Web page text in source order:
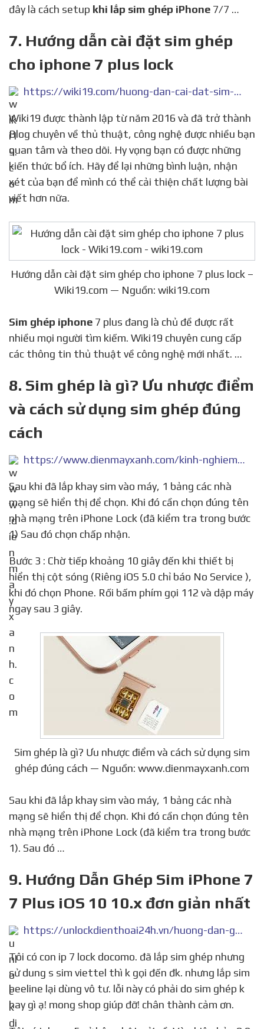
đây là cách setup khi lắp sim ghép iPhone 7/7 …
7. Hướng dẫn cài đặt sim ghép
cho iphone 7 plus lock
https://wiki19.com/huong-dan-cai-dat-sim-ghep-cho-iphone-7-plus-lock.html
Wiki19 được thành lập từ năm 2016 và đã trở thành
Blog chuyên về thủ thuật, công nghệ được nhiều bạn
quan tâm và theo dõi. Hy vọng bạn có được những
kiến thức bổ ích. Hãy để lại những bình luận, nhận
xét của bạn để mình có thể cải thiện chất lượng bài
viết hơn nữa.
Hướng dẫn cài đặt sim ghép cho iphone 7 plus lock –
Wiki19.com — Nguồn: wiki19.com
Sim ghép iphone 7 plus đang là chủ đề được rất
nhiều mọi người tìm kiếm. Wiki19 chuyên cung cấp
các thông tin thủ thuật về công nghệ mới nhất. …
8. Sim ghép là gì? Ưu nhược điểm
và cách sử dụng sim ghép đúng
cách
https://www.dienmayxanh.com/kinh-nghiem-hay/sim-ghep-la-gi-thuong-co-tren-cac-dong-dien-thoai-1133063
Sau khi đã lắp khay sim vào máy, 1 bảng các nhà
mạng sẽ hiển thị để chọn. Khi đó cần chọn đúng tên
nhà mạng trên iPhone Lock (đã kiểm tra trong bước
1) Sau đó chọn chấp nhận.
Bước 3 : Chờ tiếp khoảng 10 giây đến khi thiết bị
hiển thị cột sóng (Riêng iOS 5.0 chỉ báo No Service ),
khi đó chọn Phone. Rối bấm phím gọi 112 và dập máy
ngay sau 3 giây.
Sim ghép là gì? Ưu nhược điểm và cách sử dụng sim
ghép đúng cách — Nguồn: www.dienmayxanh.com
Sau khi đã lắp khay sim vào máy, 1 bảng các nhà
mạng sẽ hiển thị để chọn. Khi đó cần chọn đúng tên
nhà mạng trên iPhone Lock (đã kiểm tra trong bước
1). Sau đó …
9. Hướng Dẫn Ghép Sim iPhone 7
7 Plus iOS 10 10.x đơn giản nhất
https://unlockdienthoai24h.vn/huong-dan-ghep-sim-iphone-7-7-plus-ios-10-10-x-don-gian-nhat/
Tôi có con ip 7 lock docomo. đã lắp sim ghép nhưng
sử dung s sim viettel thì k gọi đến đk. nhưng lắp sim
beeline lại dùng vô tư. lỗi này có phải do sim ghép k
hay gì ạ! mong shop giúp đỡ! chân thành cảm ơn.